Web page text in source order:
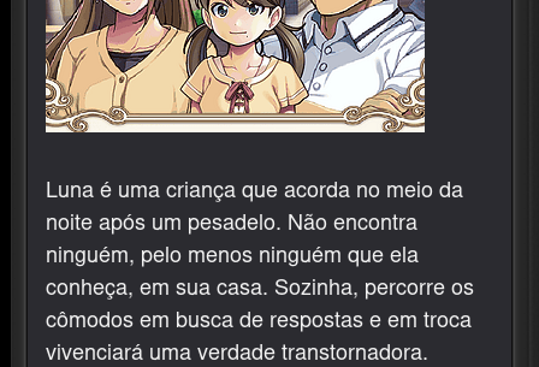
Luna é uma criança que acorda no meio da
noite após um pesadelo. Não encontra
ninguém, pelo menos ninguém que ela
conheça, em sua casa. Sozinha, percorre os
cômodos em busca de respostas e em troca
vivenciará uma verdade transtornadora.